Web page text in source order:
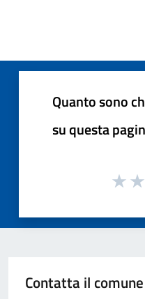
Quanto sono
su questa
Contatta il comune